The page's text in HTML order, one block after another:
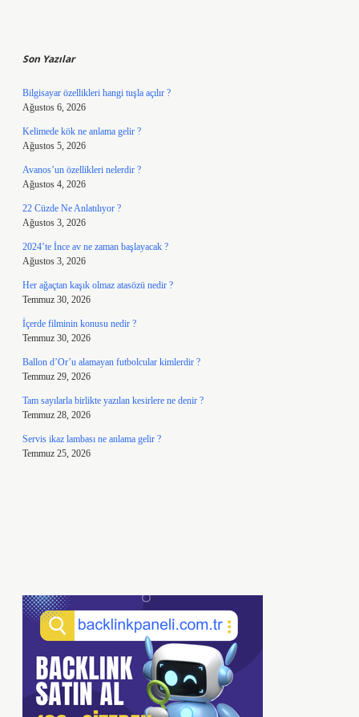
Son Yazılar
Bilgisayar özellikleri hangi tuşla açılır ?
Ağustos 6, 2026
Kelimede kök ne anlama gelir ?
Ağustos 5, 2026
Avanos’un özellikleri nelerdir ?
Ağustos 4, 2026
22 Cüzde Ne Anlatılıyor ?
Ağustos 3, 2026
2024’te İnce av ne zaman başlayacak ?
Ağustos 3, 2026
Her ağaçtan kaşık olmaz atasözü nedir ?
Temmuz 30, 2026
İçerde filminin konusu nedir ?
Temmuz 30, 2026
Ballon d’Or’u alamayan futbolcular kimlerdir ?
Temmuz 29, 2026
Tam sayılarla birlikte yazılan kesirlere ne denir ?
Temmuz 28, 2026
Servis ikaz lambası ne anlama gelir ?
Temmuz 25, 2026